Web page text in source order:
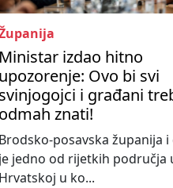
Ministar izdao hitno
upozorenje: Ovo bi svi
svinjogojci i građani
odmah znati!
Brodsko-posavska županija i
je jedno od rijetkih područja
Hrvatskoj u ko...